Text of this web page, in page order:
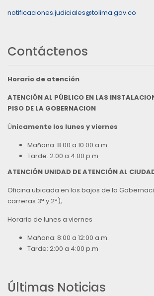
notificaciones.judiciales@tolima.gov.co
Contáctenos
Horario de atención
ATENCIÓN AL PÚBLICO EN LAS
PISO DE LA GOBERNACION
Únicamente los lunes y viernes
Mañana: 8:00 a 10:00 a.m.
Tarde: 2:00 a 4:00 p.m
ATENCIÓN UNIDAD DE ATENCIÓN AL
Oficina ubicada en los bajos de la
carreras 3ª y 2ª),
Horario de lunes a viernes
Mañana: 8:00 a 12:00 a.m.
Tarde: 2:00 a 4:00 p.m
Últimas Noticias